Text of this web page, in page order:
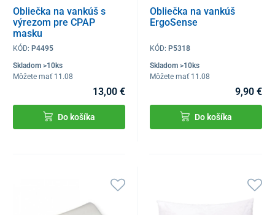
Obliečka na vankúš s
výrezom pre CPAP
masku
KÓD: P4495
Skladom >10ks
Môžete mať 11.08
13,00 €
Do košíka
Obliečka na vankúš
ErgoSense
KÓD:P5318
Skladom >10ks
Môžete mať 11.08
9,90 €
Do košíka